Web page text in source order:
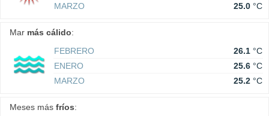
MARZO
25.0 °C
Mar más cálido:
FEBRERO
26.1 °C
ENERO
25.6 °C
MARZO
25.2 °C
Meses más fríos: